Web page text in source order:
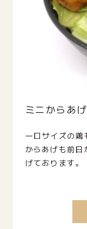
ミニからあ
一口サイズの鶏
からあげも前日
げております。